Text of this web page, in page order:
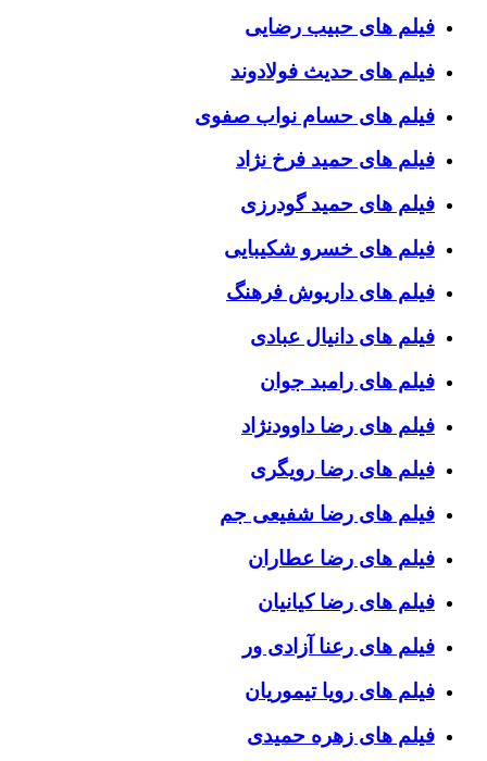
فیلم های حبیب رضایی
فیلم های حدیث فولادوند
فیلم های حسام نواب صفوی
فیلم های حمید فرخ نژاد
فیلم های حمید گودرزی
فیلم های خسرو شکیبایی
فیلم های داریوش فرهنگ
فیلم های دانیال عبادی
فیلم های رامبد جوان
فیلم های رضا داوودنژاد
فیلم های رضا رویگری
فیلم های رضا شفیعی جم
فیلم های رضا عطاران
فیلم های رضا کیانیان
فیلم های رعنا آزادی ور
فیلم های رویا تیموریان
فیلم های زهره حمیدی